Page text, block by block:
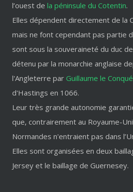
l’ouest de la péninsule du Cotentin.
Elles dépendent directement de la
mais ne font cependant pas partie
sont sous la souveraineté du duc
détenu par la monarchie anglaise
l'Angleterre par Guillaume le
d'Hastings en 1066.
Leur très grande autonomie
que, contrairement au Royaume-
Normandes n'entraient pas dans
Elles sont organisées en deux
Jersey et le baillage de Guernesey.